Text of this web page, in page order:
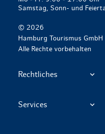
Samstag, Sonn- und
© 2026
Hamburg Tourismus GmbH
Alle Rechte vorbehalten
Rechtliches
Services